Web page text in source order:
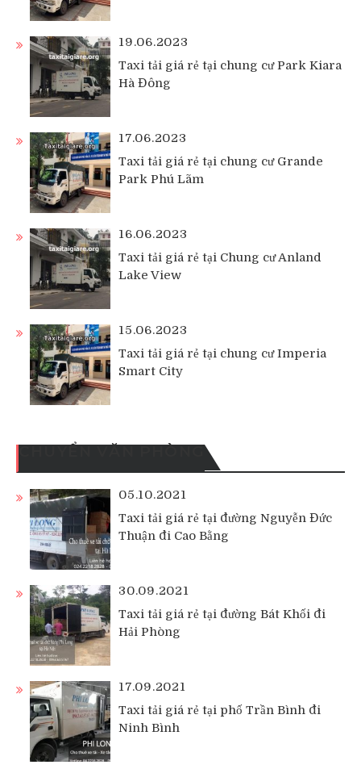
19.06.2023
Taxi tải giá rẻ tại chung cư Park Kiara
Hà Đông
17.06.2023
Taxi tải giá rẻ tại chung cư Grande
Park Phú Lãm
16.06.2023
Taxi tải giá rẻ tại Chung cư Anland
Lake View
15.06.2023
Taxi tải giá rẻ tại chung cư Imperia
Smart City
05.10.2021
Taxi tải giá rẻ tại đường Nguyễn Đức
Thuận đi Cao Bằng
30.09.2021
Taxi tải giá rẻ tại đường Bát Khối đi
Hải Phòng
17.09.2021
Taxi tải giá rẻ tại phố Trần Bình đi
Ninh Bình